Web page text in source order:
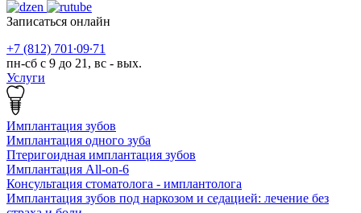
Записаться онлайн
+7 (812) 701∙09∙71
пн-сб с 9 до 21, вс - вых.
Услуги
Имплантация зубов
Имплантация одного зуба
Птеригоидная имплантация зубов
Имплантация All-on-6
Консультация стоматолога - имплантолога
Имплантация зубов под наркозом и седацией: лечение без